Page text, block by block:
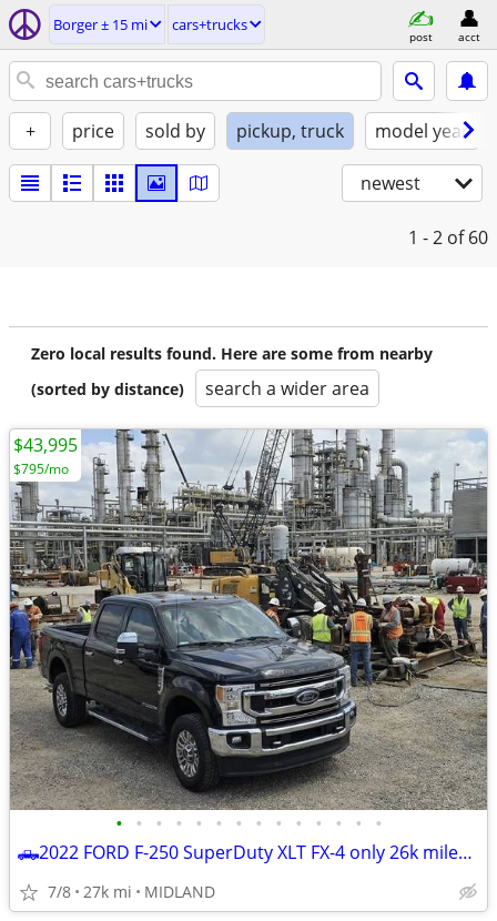
Borger ± 15 mi cars+trucks
post acct
+ price sold by pickup, truck model year
newest
1 - 2 of 60
Zero local results found. Here are some from nearby
(sorted by distance)
search a wider area
• • • • • • • • • • • • • •
🛻2022 FORD F-250 SuperDuty XLT FX-4 only 26k miles *BEST DEAL ZERO GAMES *☎
7/8 27k mi MIDLAND
$43,995
$795/mo